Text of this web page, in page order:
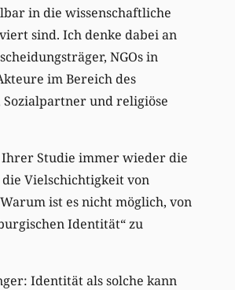
in die wissenschaftliche
sind. Ich denke dabei an
NGOs in
im Bereich des
Sozialpartner und religiöse
Studie immer wieder die
Vielschichtigkeit von
ist es nicht möglich, von
Identität“ zu
Identität als solche kann